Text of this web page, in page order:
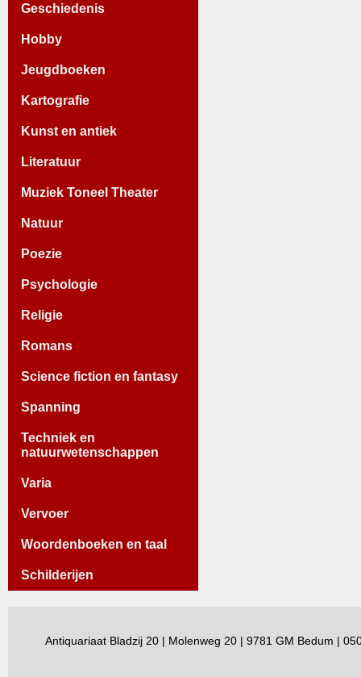
Geschiedenis
Hobby
Jeugdboeken
Kartografie
Kunst en antiek
Literatuur
Muziek Toneel Theater
Natuur
Poezie
Psychologie
Religie
Romans
Science fiction en fantasy
Spanning
Techniek en
natuurwetenschappen
Varia
Vervoer
Woordenboeken en taal
Schilderijen
Antiquariaat Bladzij 20 | Molenweg 20 | 9781 GM Bedum |